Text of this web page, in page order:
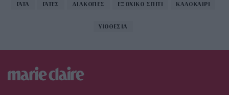
ΓΑΤΑ ΓΑΤΕΣ ΔΙΑΚΟΠΕΣ ΕΞΟΧΙΚΟ ΣΠΙΤΙ ΚΑΛΟΚΑΙΡΙ
ΥΙΟΘΕΣΙΑ